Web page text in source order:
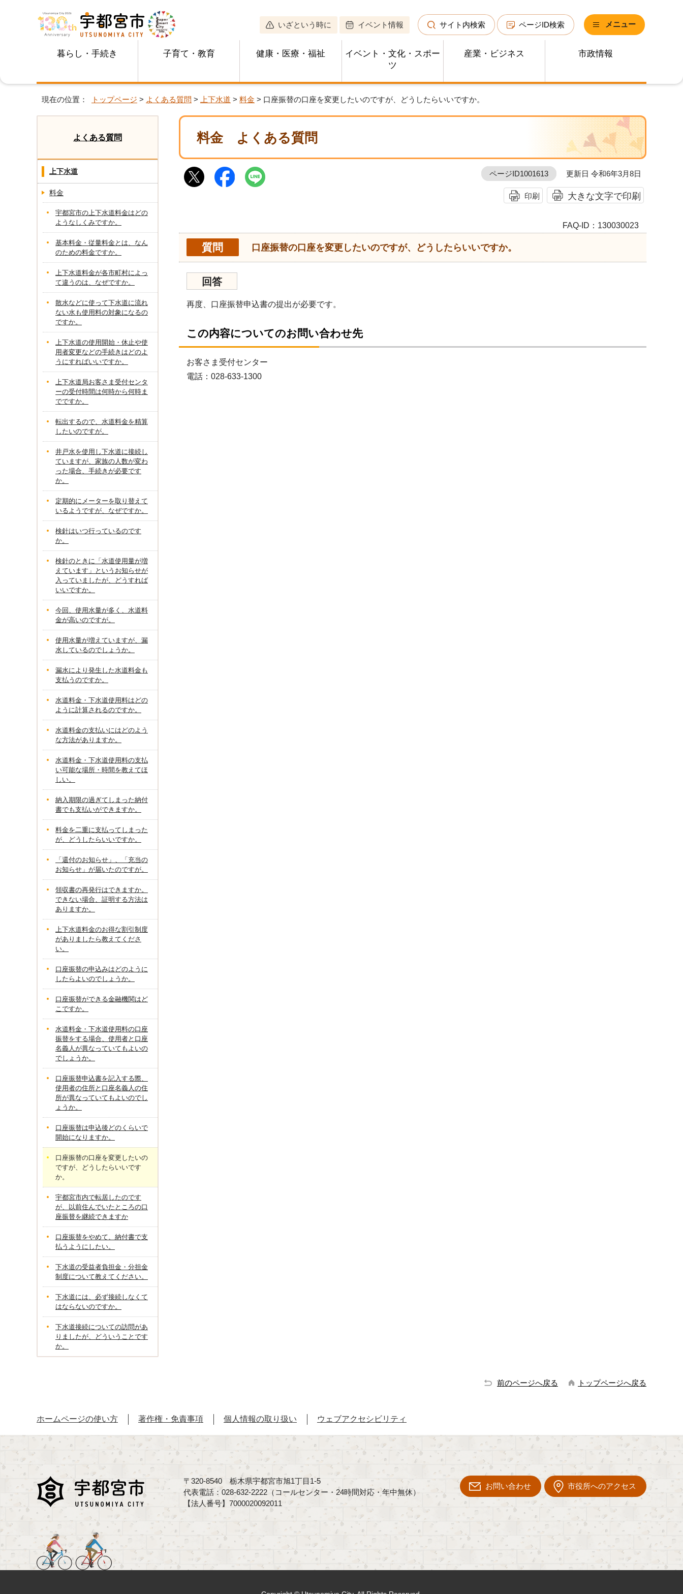
いざという時に イベント情報 サイト内検索 ページID検索 メニュー
暮らし・手続き 子育て・教育 健康・医療・福祉
イベント・文化・スポー
ツ
産業・ビジネス 市政情報
現在の位置： トップページ > よくある質問 > 上下水道 > 料金 > 口座振替の口座を変更したいのですが、どうしたらいいですか。
料金よくある質問
ページID1001613 更新日 令和6年3月8日
印刷 大きな文字で印刷
FAQ-ID：130030023
質問 口座振替の口座を変更したいのですが、どうしたらいいですか。
回答
再度、口座振替申込書の提出が必要です。
この内容についてのお問い合わせ先
お客さま受付センター
電話：028-633-1300
よくある質問
上下水道
料金
宇都宮市の上下水道料金はどの
ようなしくみですか。
基本料金・従量料金とは、なん
のための料金ですか。
上下水道料金が各市町村によっ
て違うのは、なぜですか。
散水などに使って下水道に流れ
ない水も使用料の対象になるの
ですか。
上下水道の使用開始・休止や使
用者変更などの手続きはどのよ
うにすればいいですか。
上下水道局お客さま受付センタ
ーの受付時間は何時から何時ま
でですか。
転出するので、水道料金を精算
したいのですが。
井戸水を使用し下水道に接続し
ていますが、家族の人数が変わ
った場合、手続きが必要です
か。
定期的にメーターを取り替えて
いるようですが、なぜですか。
検針はいつ行っているのです
か。
検針のときに「水道使用量が増
えています」というお知らせが
入っていましたが、どうすれば
いいですか。
今回、使用水量が多く、水道料
金が高いのですが。
使用水量が増えていますが、漏
水しているのでしょうか。
漏水により発生した水道料金も
支払うのですか。
水道料金・下水道使用料はどの
ように計算されるのですか。
水道料金の支払いにはどのよう
な方法がありますか。
水道料金・下水道使用料の支払
い可能な場所・時間を教えてほ
しい。
納入期限の過ぎてしまった納付
書でも支払いができますか。
料金を二重に支払ってしまった
が、どうしたらいいですか。
「還付のお知らせ」、「充当の
お知らせ」が届いたのですが。
領収書の再発行はできますか。
できない場合、証明する方法は
ありますか。
上下水道料金のお得な割引制度
がありましたら教えてくださ
い。
口座振替の申込みはどのように
したらよいのでしょうか。
口座振替ができる金融機関はど
こですか。
水道料金・下水道使用料の口座
振替をする場合、使用者と口座
名義人が異なっていてもよいの
でしょうか。
口座振替申込書を記入する際、
使用者の住所と口座名義人の住
所が異なっていてもよいのでし
ょうか。
口座振替は申込後どのくらいで
開始になりますか。
口座振替の口座を変更したいの
ですが、どうしたらいいです
か。
宇都宮市内で転居したのです
が、以前住んでいたところの口
座振替を継続できますか
口座振替をやめて、納付書で支
払うようにしたい。
下水道の受益者負担金・分担金
制度について教えてください。
下水道には、必ず接続しなくて
はならないのですか。
下水道接続についての訪問があ
りましたが、どういうことです
か。
前のページへ戻る トップページへ戻る
ホームページの使い方 著作権・免責事項 個人情報の取り扱い ウェブアクセシビリティ
〒320-8540 栃木県宇都宮市旭1丁目1-5
代表電話：028-632-2222（コールセンター・24時間対応・年中無休）
【法人番号】7000020092011
お問い合わせ 市役所へのアクセス